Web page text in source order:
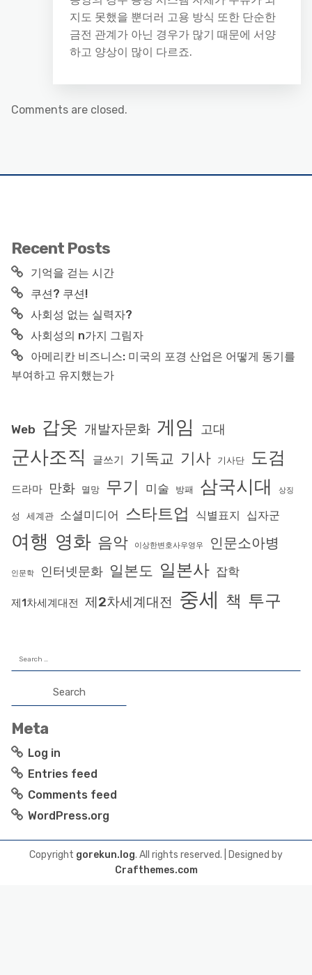
지도 못했을 뿐더러 고용 방식 또한 단순한
금전 관계가 아닌 경우가 많기 때문에 서양
하고 양상이 많이 다르죠.
Comments are closed.
Recent Posts
기억을 걷는 시간
쿠션? 쿠션!
사회성 없는 실력자?
사회성의 n가지 그림자
아메리칸 비즈니스: 미국의 포경 산업은 어떻게 동기를
부여하고 유지했는가
Web 갑옷 개발자문화 게임 고대
군사조직 글쓰기 기독교 기사 기사단 도검
드라마 만화 멸망 무기 미술 방패 삼국시대 상징
성 세계관 소셜미디어 스타트업 식별표지 십자군
여행 영화 음악 이상한변호사우영우 인문소아병
인문학 인터넷문화 일본도 일본사 잡학
제1차세계대전 제2차세계대전 중세 책 투구
for:
Meta
Log in
Entries feed
Comments feed
WordPress.org
Copyright gorekun.log. All rights reserved.
| Designed by
Crafthemes.com